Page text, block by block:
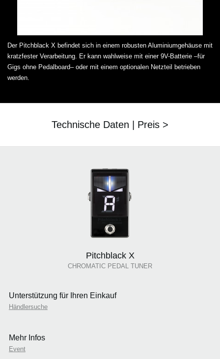
Der Pitchblack X befindet sich in einem robusten Aluminiumgehäuse mit
kratzfester Verarbeitung. Er kann wahlweise mit einer 9V-Batterie –für
Gigs ohne Pedalboard– oder mit einem optionalen Netzteil betrieben
werden.
Technische Daten | Preis >
Pitchblack X
CHROMATIC PEDAL TUNER
Unterstützung für Ihren Einkauf
Händlersuche
Mehr Infos
Event